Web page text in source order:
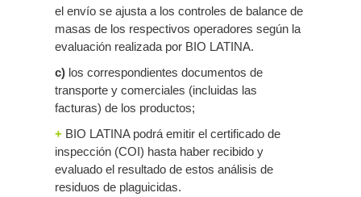
el envío se ajusta a los controles de balance de
masas de los respectivos operadores según la
evaluación realizada por BIO LATINA.
c) los correspondientes documentos de
transporte y comerciales (incluidas las
facturas) de los productos;
+ BIO LATINA podrá emitir el certificado de
inspección (COI) hasta haber recibido y
evaluado el resultado de estos análisis de
residuos de plaguicidas.